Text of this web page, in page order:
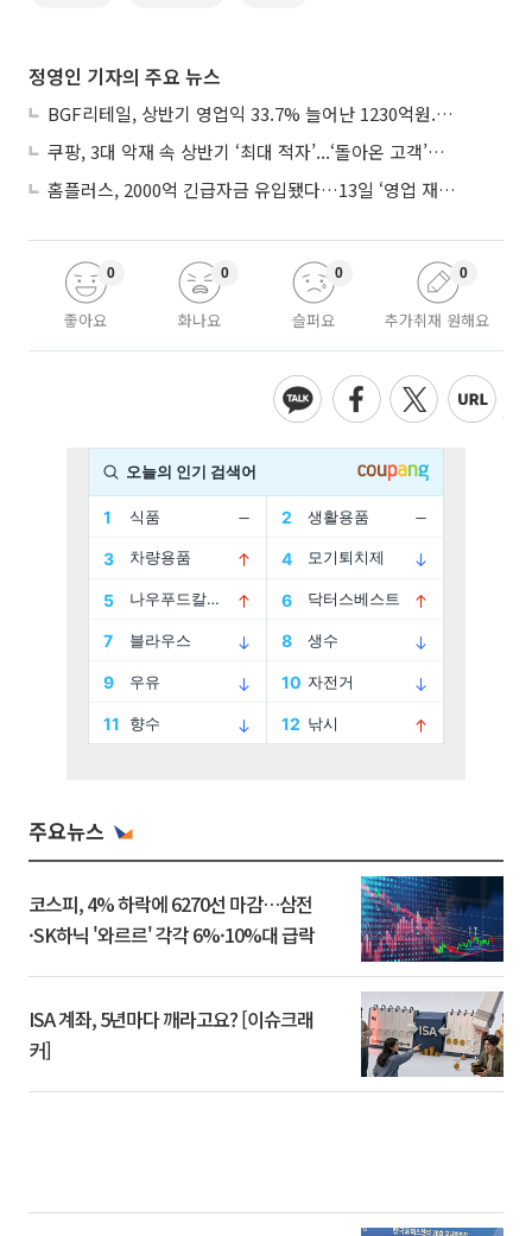
정영인 기자의 주요 뉴스
BGF리테일, 상반기 영업익 33.7% 늘어난 1230억원...2분기 영업익 22.3%↑
쿠팡, 3대 악재 속 상반기 ‘최대 적자’...‘돌아온 고객’에 수익성 반등 주목
홈플러스, 2000억 긴급자금 유입됐다…13일 ‘영업 재개’
좋아요
0
화나요
0
슬퍼요
0
추가취재 원해요
0
주요뉴스
코스피, 4% 하락에 6270선 마감…삼전
·SK하닉 '와르르' 각각 6%·10%대 급락
ISA 계좌, 5년마다 깨라고요? [이슈크래
커]